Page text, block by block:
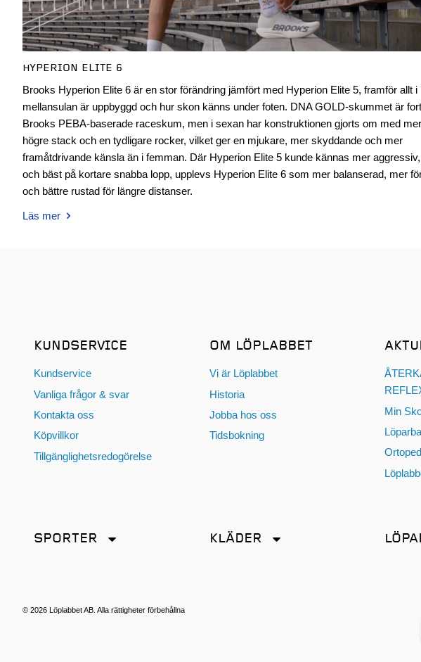
HYPERION ELITE 6
Brooks Hyperion Elite 6 är en stor förändring jämfört med Hyperion Elite 5, framför allt i
mellansulan är uppbyggd och hur skon känns under foten. DNA GOLD-skummet är
Brooks PEBA-baserade raceskum, men i sexan har konstruktionen gjorts om med
högre stack och en tydligare rocker, vilket ger en mjukare, mer skyddande och mer
framåtdrivande känsla än i femman. Där Hyperion Elite 5 kunde kännas mer
och bäst på kortare snabba lopp, upplevs Hyperion Elite 6 som mer balanserad, mer
och bättre rustad för längre distanser.
Läs mer
KUNDSERVICE
Kundservice
Vanliga frågor & svar
Kontakta oss
Köpvillkor
Tillgänglighetsredogörelse
OM LÖPLABBET
Vi är Löplabbet
Historia
Jobba hos oss
Tidsbokning
Min
SPORTER
Terränglöpning
KLÄDER
© 2026 Löplabbet AB. Alla rättigheter förbehållna